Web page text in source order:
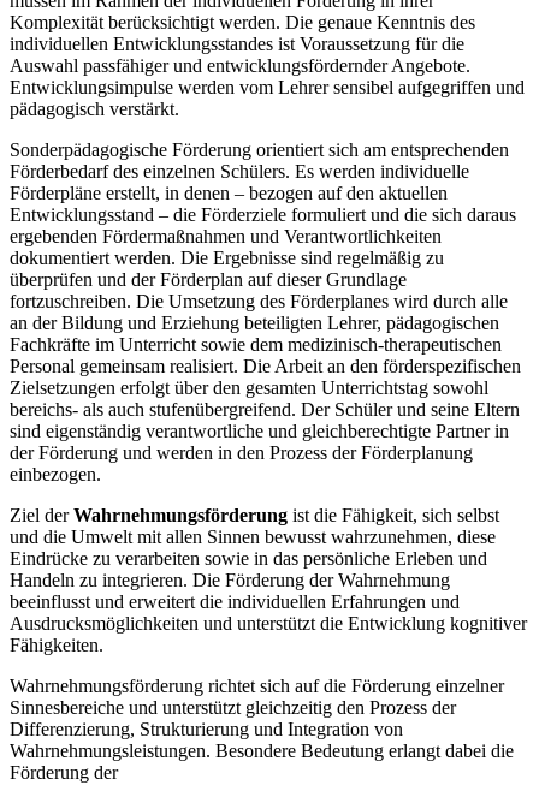
Komplexität berücksichtigt werden. Die genaue Kenntnis des
individuellen Entwicklungsstandes ist Voraussetzung für die
Auswahl passfähiger und entwicklungsfördernder Angebote.
Entwicklungsimpulse werden vom Lehrer sensibel aufgegriffen und
pädagogisch verstärkt.
Sonderpädagogische Förderung orientiert sich am entsprechenden
Förderbedarf des einzelnen Schülers. Es werden individuelle
Förderpläne erstellt, in denen – bezogen auf den aktuellen
Entwicklungsstand – die Förderziele formuliert und die sich daraus
ergebenden Fördermaßnahmen und Verantwortlichkeiten
dokumentiert werden. Die Ergebnisse sind regelmäßig zu
überprüfen und der Förderplan auf dieser Grundlage
fortzuschreiben. Die Umsetzung des Förderplanes wird durch alle
an der Bildung und Erziehung beteiligten Lehrer, pädagogischen
Fachkräfte im Unterricht sowie dem medizinisch-therapeutischen
Personal gemeinsam realisiert. Die Arbeit an den förderspezifischen
Zielsetzungen erfolgt über den gesamten Unterrichtstag sowohl
bereichs- als auch stufenübergreifend. Der Schüler und seine Eltern
sind eigenständig verantwortliche und gleichberechtigte Partner in
der Förderung und werden in den Prozess der Förderplanung
einbezogen.
Ziel derWahrnehmungsförderung ist die Fähigkeit, sich selbst
und die Umwelt mit allen Sinnen bewusst wahrzunehmen, diese
Eindrücke zu verarbeiten sowie in das persönliche Erleben und
Handeln zu integrieren. Die Förderung der Wahrnehmung
beeinflusst und erweitert die individuellen Erfahrungen und
Ausdrucksmöglichkeiten und unterstützt die Entwicklung kognitiver
Fähigkeiten.
Wahrnehmungsförderung richtet sich auf die Förderung einzelner
Sinnesbereiche und unterstützt gleichzeitig den Prozess der
Differenzierung, Strukturierung und Integration von
Wahrnehmungsleistungen. Besondere Bedeutung erlangt dabei die
Förderung der